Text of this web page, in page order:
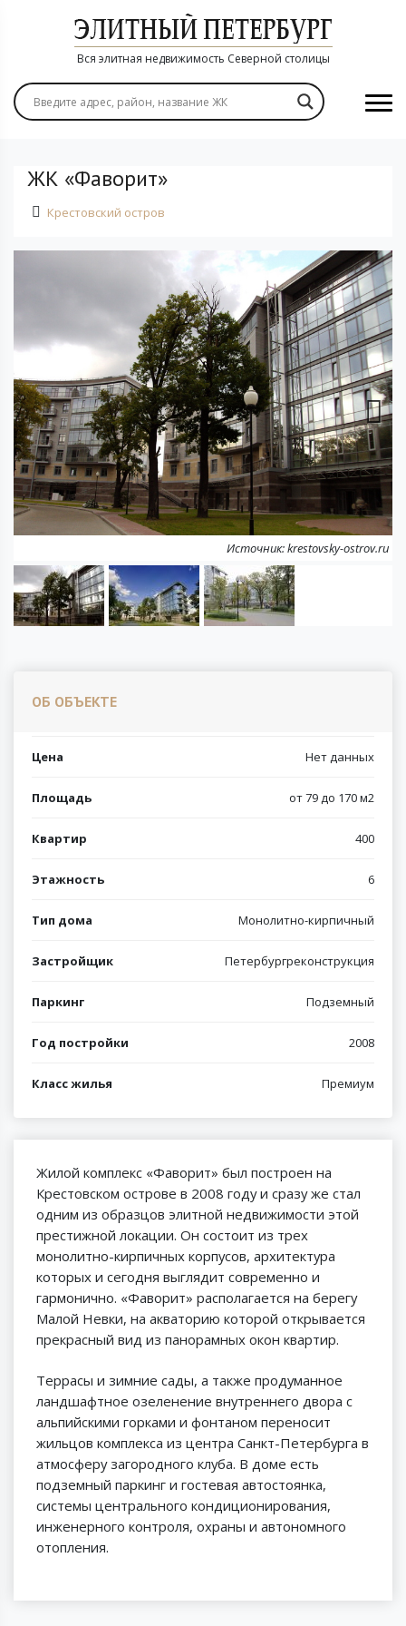
Вся элитная недвижимость Северной столицы
ЖК «Фаворит»
Крестовский остров
Источник: krestovsky-ostrov.ru
Next
ОБ ОБЪЕКТЕ
Цена Нет данных
Площадь от 79 до 170 м2
Квартир 400
Этажность 6
Тип дома Монолитно-кирпичный
Застройщик Петербургреконструкция
Паркинг Подземный
Год постройки 2008
Класс жилья Премиум
Жилой комплекс «Фаворит» был построен на
Крестовском острове в 2008 году и сразу же стал
одним из образцов элитной недвижимости этой
престижной локации. Он состоит из трех
монолитно-кирпичных корпусов, архитектура
которых и сегодня выглядит современно и
гармонично. «Фаворит» располагается на берегу
Малой Невки, на акваторию которой открывается
прекрасный вид из панорамных окон квартир.
Террасы и зимние сады, а также продуманное
ландшафтное озеленение внутреннего двора с
альпийскими горками и фонтаном переносит
жильцов комплекса из центра Санкт-Петербурга в
атмосферу загородного клуба. В доме есть
подземный паркинг и гостевая автостоянка,
системы центрального кондиционирования,
инженерного контроля, охраны и автономного
отопления.